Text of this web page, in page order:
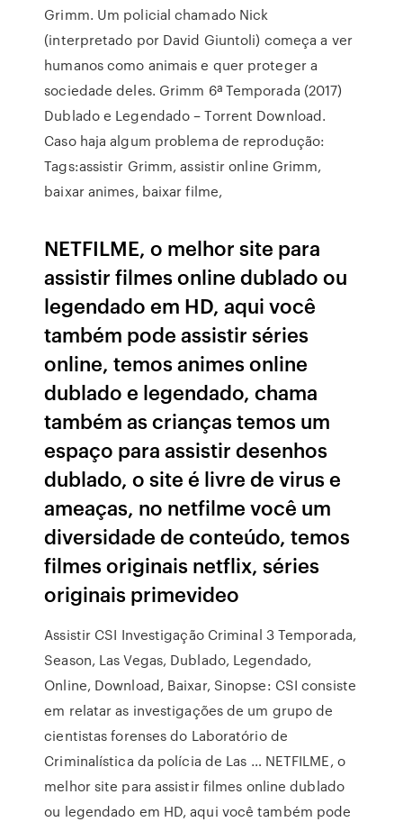
Grimm. Um policial chamado Nick
(interpretado por David Giuntoli) começa a ver
humanos como animais e quer proteger a
sociedade deles. Grimm 6ª Temporada (2017)
Dublado e Legendado – Torrent Download.
Caso haja algum problema de reprodução:
Tags:assistir Grimm, assistir online Grimm,
baixar animes, baixar filme,
NETFILME, o melhor site para
assistir filmes online dublado ou
legendado em HD, aqui você
também pode assistir séries
online, temos animes online
dublado e legendado, chama
também as crianças temos um
espaço para assistir desenhos
dublado, o site é livre de virus e
ameaças, no netfilme você um
diversidade de conteúdo, temos
filmes originais netflix, séries
originais primevideo
Assistir CSI Investigação Criminal 3 Temporada,
Season, Las Vegas, Dublado, Legendado,
Online, Download, Baixar, Sinopse: CSI consiste
em relatar as investigações de um grupo de
cientistas forenses do Laboratório de
Criminalística da polícia de Las … NETFILME, o
melhor site para assistir filmes online dublado
ou legendado em HD, aqui você também pode